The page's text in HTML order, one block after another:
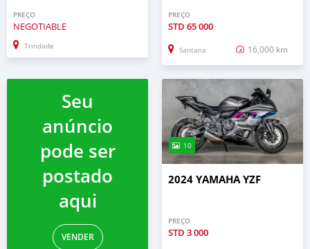
PREÇO
NEGOTIABLE
Trindade
PREÇO
STD 65 000
Santana 16,000 km
Seu
anúncio
pode ser
postado
aqui
VENDER
10
2024 YAMAHA YZF
PREÇO
STD 3 000